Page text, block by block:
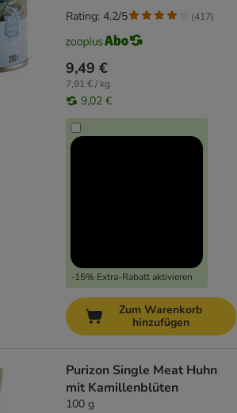
9,49 €
7,91 € / kg
9,02 €
-15% Extra-Rabatt aktivieren
Rating: 4.2/5 (417)
Zum Warenkorb
hinzufügen
Purizon Single Meat Huhn
mit Kamillenblüten
100 g